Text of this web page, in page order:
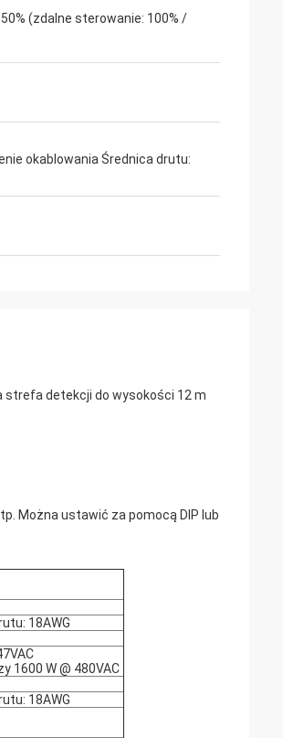
(zdalne sterowanie: 100% /
okablowania Średnica drutu:
strefa detekcji do wysokości 12 m
Można ustawić za pomocą DIP lub
18AWG
1600 W @ 480VAC
18AWG